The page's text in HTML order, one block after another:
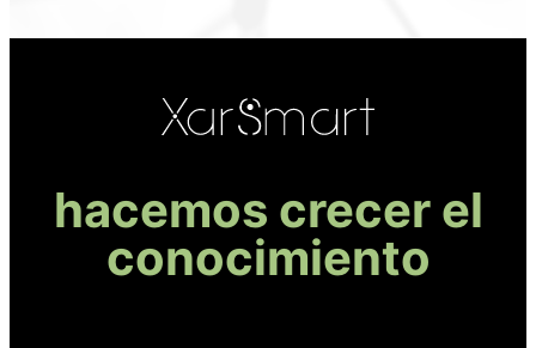
hacemos crecer el
conocimiento